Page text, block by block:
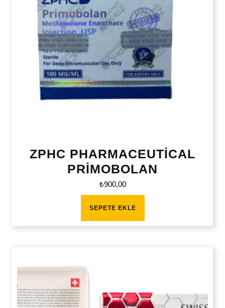
ZPHC PHARMACEUTİCAL
PRİMOBOLAN
₺900,00
SEPETE EKLE